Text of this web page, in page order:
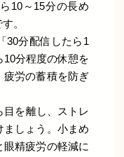
10～15分の長め
。
30分配信したら1
10分程度の休憩を
疲労の蓄積を防ぎ
目を離し、ストレ
ましょう。小まめ
精疲労の軽減に